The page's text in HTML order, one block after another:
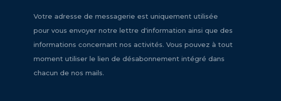
Votre adresse de messagerie est uniquement utilisée
pour vous envoyer notre lettre d'information ainsi que des
informations concernant nos activités. Vous pouvez à tout
moment utiliser le lien de désabonnement intégré dans
chacun de nos mails.